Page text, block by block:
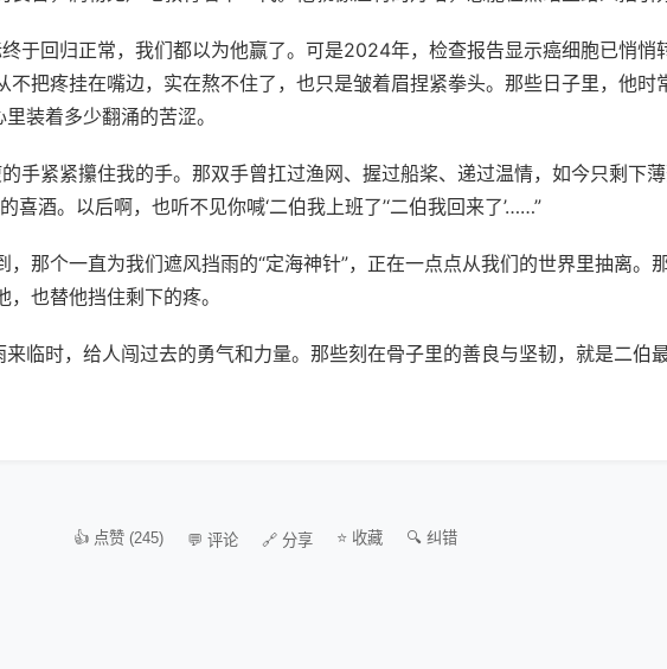
于回归正常，我们都以为他赢了。可是2024年，检查报告显示癌细胞已悄悄
把疼挂在嘴边，实在熬不住了，也只是皱着眉捏紧拳头。那些日子里，他时
装着多少翻涌的苦涩。
手紧紧攥住我的手。那双手曾扛过渔网、握过船桨、递过温情，如今只剩下
酒。以后啊，也听不见你喊‘二伯我上班了’‘二伯我回来了’……”
那个一直为我们遮风挡雨的“定海神针”，正在一点点从我们的世界里抽离。
也替他挡住剩下的疼。
临时，给人闯过去的勇气和力量。那些刻在骨子里的善良与坚韧，就是二伯最
👍 点赞 (245) 💬 评论 🔗 分享 ⭐ 收藏 🔍 纠错